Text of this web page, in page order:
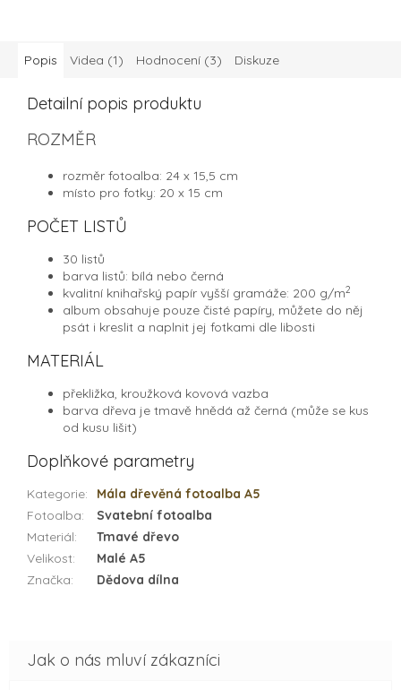
Popis Videa (1) Hodnocení (3) Diskuze
Detailní popis produktu
ROZMĚR
rozměr fotoalba: 24 x 15,5 cm
místo pro fotky: 20 x 15 cm
POČET LISTŮ
30 listů
barva listů: bílá nebo černá
kvalitní knihařský papír vyšší gramáže: 200 g/m2
album obsahuje pouze čisté papíry, můžete do něj
psát i kreslit a naplnit jej fotkami dle libosti
MATERIÁL
překližka, kroužková kovová vazba
barva dřeva je tmavě hnědá až černá (může se kus
od kusu lišit)
Doplňkové parametry
Kategorie:
Mála dřevěná fotoalba A5
Fotoalba:
Svatební fotoalba
Materiál:
Tmavé dřevo
Velikost:
Malé A5
Značka: Dědova dílna